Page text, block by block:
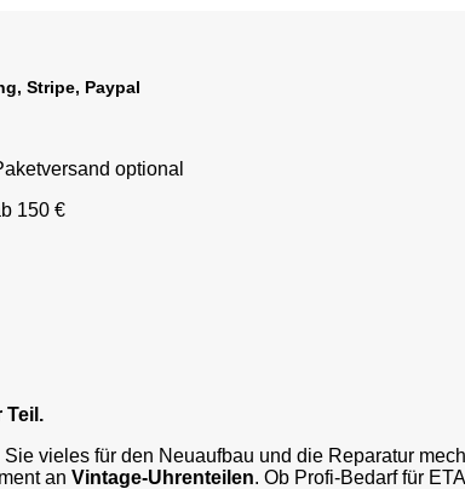
Stripe, Paypal
optional
150 €
Teil.
Sie vieles für den Neuaufbau und die Reparatur
an Vintage-Uhrenteilen. Ob Profi-Bedarf für